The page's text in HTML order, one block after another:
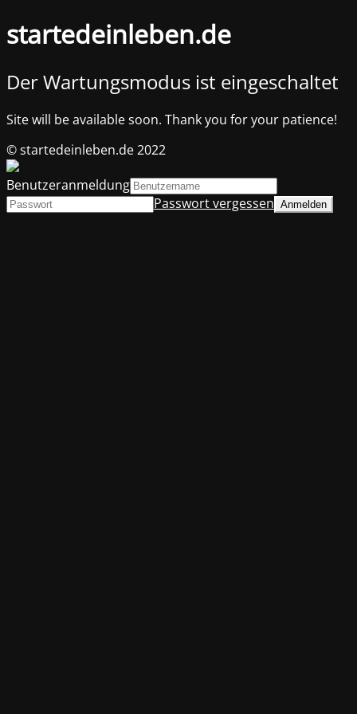
startedeinleben.de
Der Wartungsmodus ist eingeschaltet
Site will be available soon. Thank you for your patience!
© startedeinleben.de 2022
Benutzeranmeldung
Passwort vergessen